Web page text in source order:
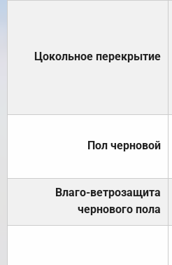
Цокольное перекрытие
Пол черновой
Влаго-ветрозащита
чернового пола